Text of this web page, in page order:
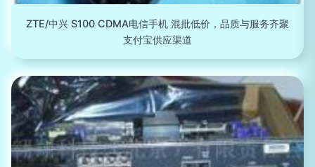
ZTE/中兴 S100 CDMA电信手机 混批低价，品质与服务齐聚
支付宝供应渠道